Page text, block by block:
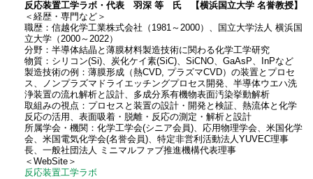
反応装置工学ラボ・代表 羽深 等 氏 【横浜国立大学 名誉教授】
＜経歴・専門など＞
職歴：信越化学工業株式会社（1981～2000）、国立大学法人 横浜国
立大学（2000～2022）
分野：半導体結晶と薄膜材料製造技術に関わる化学工学研究
物質：シリコン(Si)、炭化ケイ素(SiC)、SiCNO、GaAsP、InPなど
製造技術の例：薄膜形成（熱CVD, プラズマCVD）の装置とプロセ
ス、ノンプラズマドライエッチングプロセス開発、半導体ウエハ洗
浄装置の流れ解析と設計、多成分系有機物表面汚染挙動解析
取組みの視点：プロセスと装置の設計・開発と検証、熱流体と化学
反応の活用、表面吸着・脱離・反応の測定・解析と設計
所属学会・機関：化学工学会(シニア会員)、応用物理学会、米国化学
会、米国電気化学会(名誉会員)、特定非営利活動法人YUVEC理事
長、一般社団法人 ミニマルファブ推進機構代表理事
＜WebSite＞
反応装置工学ラボ